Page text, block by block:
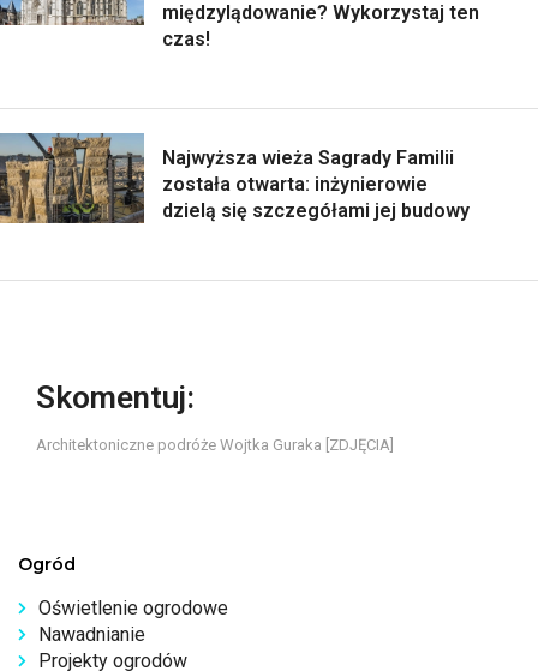
międzylądowanie? Wykorzystaj ten
czas!
Najwyższa wieża Sagrady Familii
została otwarta: inżynierowie
dzielą się szczegółami jej budowy
Skomentuj:
Architektoniczne podróże Wojtka Guraka [ZDJĘCIA]
Ogród
Oświetlenie ogrodowe
Nawadnianie
Projekty ogrodów